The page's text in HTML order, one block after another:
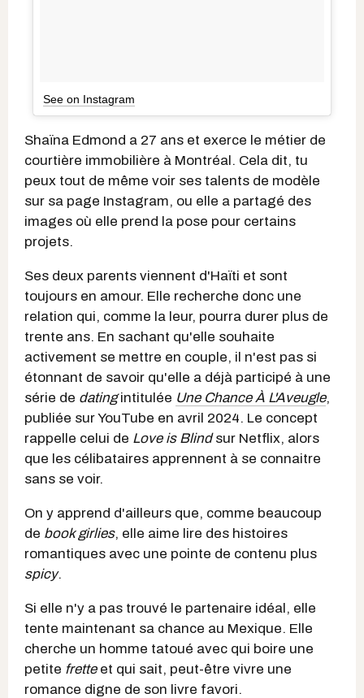
See on Instagram
Shaïna Edmond a 27 ans et exerce le métier de
courtière immobilière à Montréal. Cela dit, tu
peux tout de même voir ses talents de modèle
sur sa page Instagram, ou elle a partagé des
images où elle prend la pose pour certains
projets.
Ses deux parents viennent d'Haïti et sont
toujours en amour. Elle recherche donc une
relation qui, comme la leur, pourra durer plus de
trente ans. En sachant qu'elle souhaite
activement se mettre en couple, il n'est pas si
étonnant de savoir qu'elle a déjà participé à une
série de datingintitulée Une Chance À L'Aveugle,
publiée sur YouTube en avril 2024. Le concept
rappelle celui de Love is Blindsur Netflix, alors
que les célibataires apprennent à se connaitre
sans se voir.
On y apprend d'ailleurs que, comme beaucoup
de book girlies, elle aime lire des histoires
romantiques avec une pointe de contenu plus
spicy.
Si elle n'y a pas trouvé le partenaire idéal, elle
tente maintenant sa chance au Mexique. Elle
cherche un homme tatoué avec qui boire une
petite frette et qui sait, peut-être vivre une
romance digne de son livre favori.